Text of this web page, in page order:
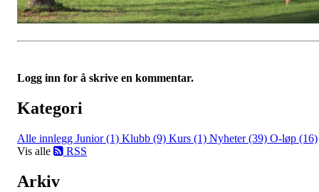
Logg inn for å skrive en kommentar.
Kategori
Alle innlegg Junior (1) Klubb (9) Kurs (1) Nyheter (39) O-løp (16)
Vis alle
RSS
Arkiv